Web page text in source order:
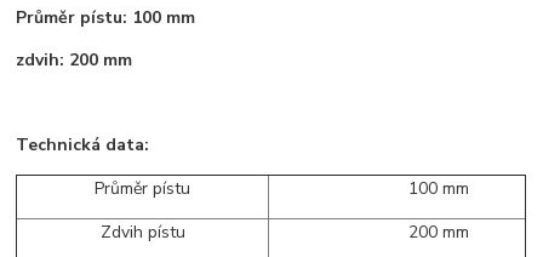
Průměr pístu: 100 mm
zdvih: 200 mm
Technická data:
Průměr pístu
100 mm
Zdvih pístu
200 mm